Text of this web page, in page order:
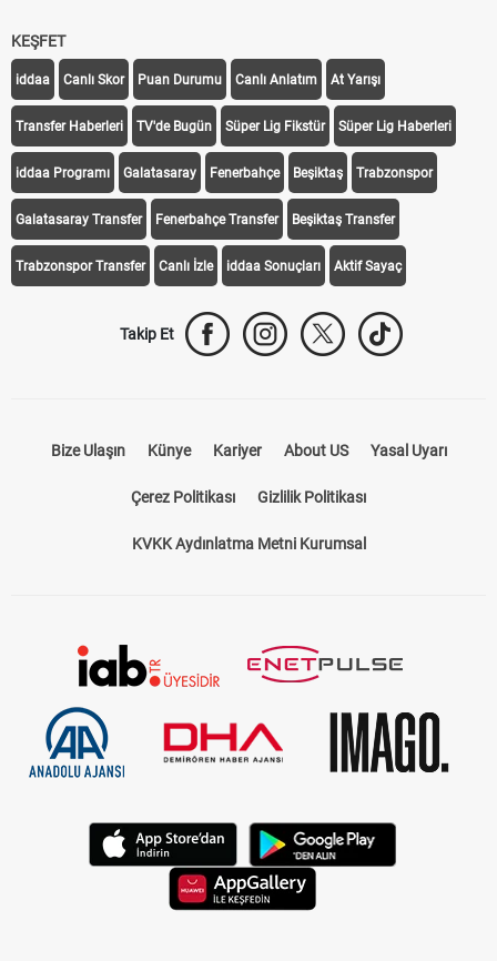
KEŞFET
iddaa Canlı Skor Puan Durumu Canlı Anlatım At Yarışı
Transfer Haberleri TV'de Bugün Süper Lig Fikstür Süper Lig Haberleri
iddaa Programı Galatasaray Fenerbahçe Beşiktaş Trabzonspor
Galatasaray Transfer Fenerbahçe Transfer Beşiktaş Transfer
Trabzonspor Transfer Canlı İzle iddaa Sonuçları Aktif Sayaç
Takip Et
Bize Ulaşın Künye Kariyer About US Yasal Uyarı
Çerez Politikası Gizlilik Politikası
KVKK Aydınlatma Metni Kurumsal